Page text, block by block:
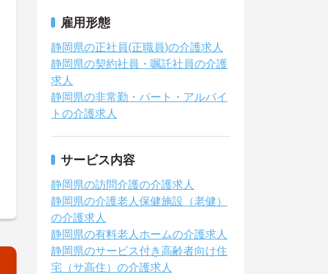
雇用形態
静岡県の正社員(正職員)の介護求人
静岡県の契約社員・嘱託社員の介護
求人
静岡県の非常勤・パート・アルバイ
トの介護求人
サービス内容
静岡県の訪問介護の介護求人
静岡県の介護老人保健施設（老健）
の介護求人
静岡県の有料老人ホームの介護求人
静岡県のサービス付き高齢者向け住
宅（サ高住）の介護求人